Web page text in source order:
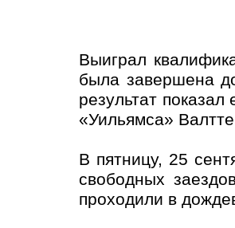
Выиграл
была завершена
результат
«Уильямса»
В пятницу, 25
свободных
проходили в